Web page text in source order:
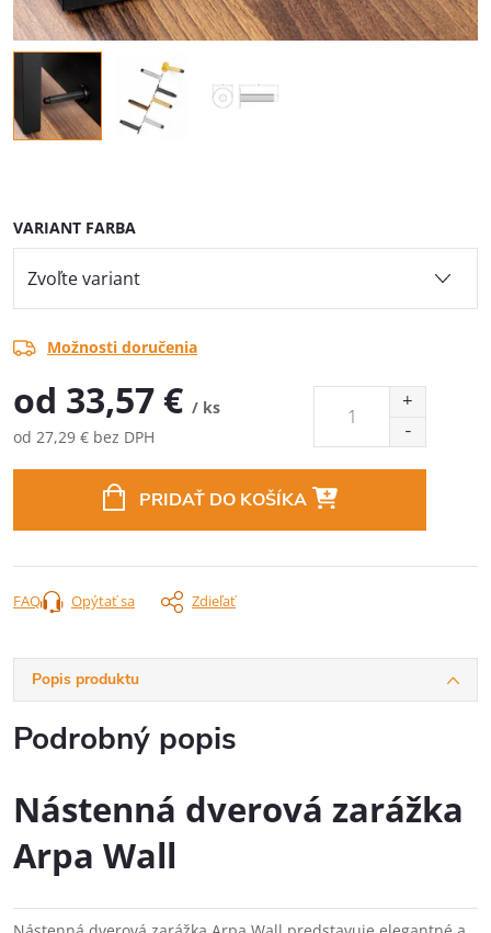
VARIANT FARBA
Možnosti doručenia
od 33,57 € / ks
od 27,29 € bez DPH
PRIDAŤ DO KOŠÍKA
Opýtať sa Zdieľať
FAQ
Popis produktu
Podrobný popis
Nástenná dverová zarážka
Arpa Wall